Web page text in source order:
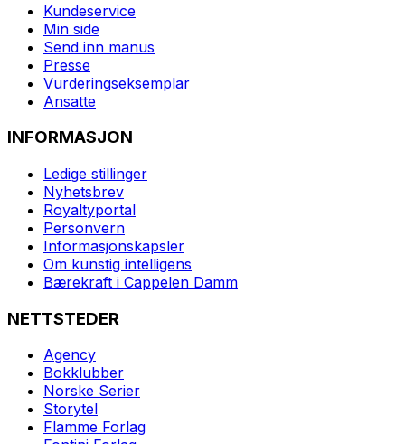
Kundeservice
Min side
Send inn manus
Presse
Vurderingseksemplar
Ansatte
INFORMASJON
Ledige stillinger
Nyhetsbrev
Royaltyportal
Personvern
Informasjonskapsler
Om kunstig intelligens
Bærekraft i Cappelen Damm
NETTSTEDER
Agency
Bokklubber
Norske Serier
Storytel
Flamme Forlag